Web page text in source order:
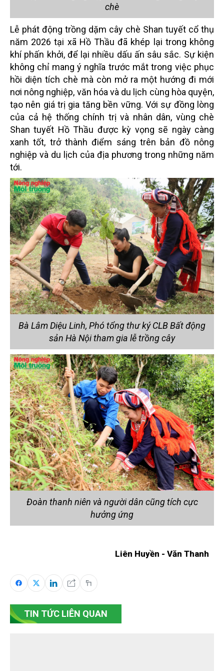
chè
Lễ phát động trồng dặm cây chè Shan tuyết cổ thụ
năm 2026 tại xã Hồ Thầu đã khép lại trong không
khí phấn khởi, để lại nhiều dấu ấn sâu sắc. Sự kiện
không chỉ mang ý nghĩa trước mắt trong việc phục
hồi diện tích chè mà còn mở ra một hướng đi mới
nơi nông nghiệp, văn hóa và du lịch cùng hòa quyện,
tạo nên giá trị gia tăng bền vững. Với sự đồng lòng
của cả hệ thống chính trị và nhân dân, vùng chè
Shan tuyết Hồ Thầu được kỳ vọng sẽ ngày càng
xanh tốt, trở thành điểm sáng trên bản đồ nông
nghiệp và du lịch của địa phương trong những năm
tới.
Bà Lâm Diệu Linh, Phó tổng thư ký CLB Bất động
sản Hà Nội tham gia lễ trồng cây
Đoàn thanh niên và người dân cũng tích cực
hưởng ứng
Liên Huyền - Văn Thanh
TIN TỨC LIÊN QUAN